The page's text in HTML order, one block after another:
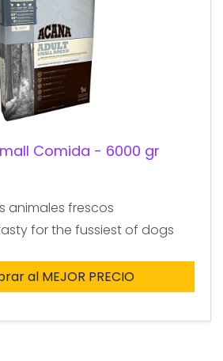
Comida - 6000 gr
animales frescos
for the fussiest of dogs
al MEJOR PRECIO